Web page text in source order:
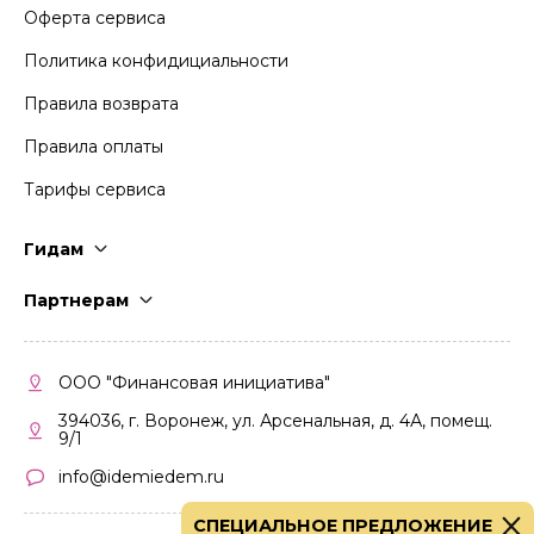
Оферта сервиса
Политика конфидициальности
Правила возврата
Правила оплаты
Тарифы сервиса
Гидам
Партнерам
Кабинет партнера
Правила участия
ООО "Финансовая инициатива"
394036, г. Воронеж, ул. Арсенальная, д. 4А, помещ.
9/1
info@idemiedem.ru
СПЕЦИАЛЬНОЕ ПРЕДЛОЖЕНИЕ